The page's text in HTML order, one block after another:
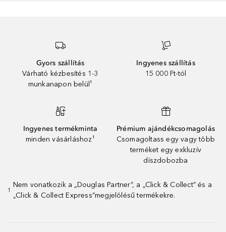
Gyors szállítás
Várható kézbesítés 1-3
munkanapon belül¹
Ingyenes szállítás
15 000 Ft-tól
Ingyenes termékminta
minden vásárláshoz¹
Prémium ajándékcsomagolás
Csomagoltass egy vagy több
terméket egy exkluzív
díszdobozba
1
Nem vonatkozik a „Douglas Partner”, a „Click & Collect” és a
„Click & Collect Express”megjelölésű termékekre.